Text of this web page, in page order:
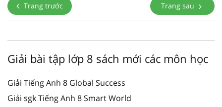
Trang trước Trang sau
Giải bài tập lớp 8 sách mới các môn học
Giải Tiếng Anh 8 Global Success
Giải sgk Tiếng Anh 8 Smart World